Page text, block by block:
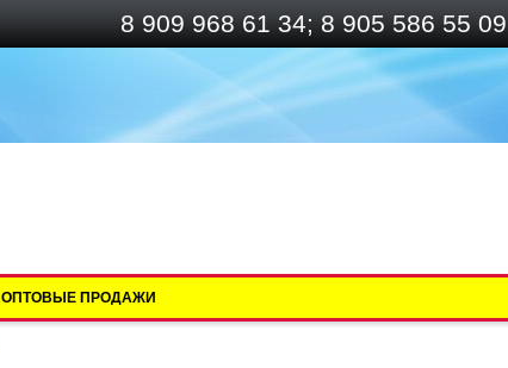
8 909 968 61 34; 8 905 586 55 09
ОПТОВЫЕ ПРОДАЖИ